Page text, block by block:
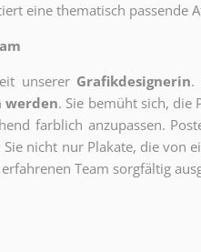
eine thematisch passende
unserer Grafikdesignerin.
werden. Sie bemüht sich, die
farblich anzupassen.
nicht nur Plakate, die von
Team sorgfältig